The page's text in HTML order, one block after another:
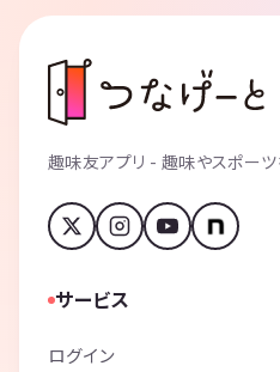
趣味友アプリ - 趣味やスポーツ
サービス
ログイン